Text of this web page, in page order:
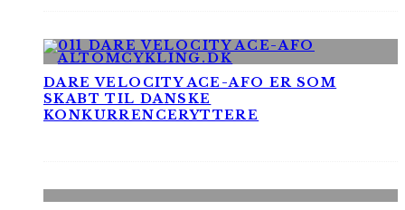
DARE VELOCITY ACE-AFO ER SOM
SKABT TIL DANSKE
KONKURRENCERYTTERE